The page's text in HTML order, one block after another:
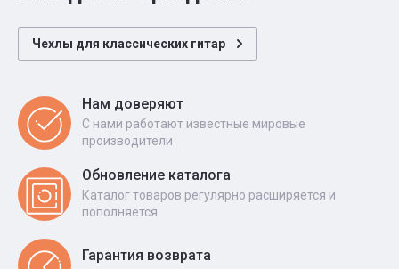
Чехлы для классических гитар
Нам доверяют
С нами работают известные мировые
производители
Обновление каталога
Каталог товаров регулярно расширяется и
пополняется
Гарантия возврата